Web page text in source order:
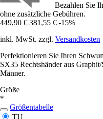
Bezahlen Sie
ohne zusätzliche Gebühren.
449,90 € 381,55 € -15%
inkl. MwSt. zzgl. Versandkosten
Perfektionieren Sie Ihren
SX35 Rechtshänder aus
Männer.
Größe
*
Größentabelle
TU